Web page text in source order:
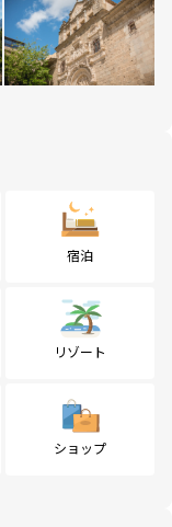
宿泊
リゾート
ショップ